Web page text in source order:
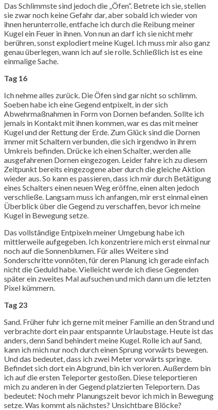
Das Schlimmste sind jedoch die „Öfen“. Betrete ich sie, stellen
sie zwar noch keine Gefahr dar, aber sobald ich wieder von
ihnen herunterrolle, entfache ich durch die Reibung meiner
Kugel ein Feuer in ihnen. Von nun an darf ich sie nicht mehr
berühren, sonst explodiert meine Kugel. Ich muss mir also ganz
genau überlegen, wann ich auf sie rolle. Schließlich ist es eine
einmalige Sache.
Tag 16
Ich nehme alles zurück. Die Öfen sind gar nicht so schlimm.
Soeben habe ich eine Gegend entpixelt, in der sich
Abwehrmaßnahmen in Form von Dornen befanden. Sollte ich
jemals in Kontakt mit ihnen kommen, war es das mit meiner
Kugel und der Rettung der Erde. Zum Glück sind die Dornen
immer mit Schaltern verbunden, die sich irgendwo in ihrem
Umkreis befinden. Drücke ich einen Schalter, werden alle
ausgefahrenen Dornen eingezogen. Leider fahre ich zu diesem
Zeitpunkt bereits eingezogene aber durch die gleiche Aktion
wieder aus. So kann es passieren, dass ich mir durch Betätigung
eines Schalters einen neuen Weg eröffne, einen alten jedoch
verschließe. Langsam muss ich anfangen, mir erst einmal einen
Überblick über die Gegend zu verschaffen, bevor ich meine
Kugel in Bewegung setze.
Das vollständige Entpixeln meiner Umgebung habe ich
mittlerweile aufgegeben. Ich konzentriere mich erst einmal nur
noch auf die Sonnenblumen. Für alles Weitere sind
Sonderschritte vonnöten, für deren Planung ich gerade einfach
nicht die Geduld habe. Vielleicht werde ich diese Gegenden
später ein zweites Mal aufsuchen und mich dann um die letzten
Pixel kümmern.
Tag 23
Sand. Früher fuhr ich gerne mit meiner Familie an den Strand und
verbrachte dort ein paar entspannte Urlaubstage. Heute ist das
anders, denn Sand behindert meine Kugel. Rolle ich auf Sand,
kann ich mich nur noch durch einen Sprung vorwärts bewegen.
Und das bedeutet, dass ich zwei Meter vorwärts springe.
Befindet sich dort ein Abgrund, bin ich verloren. Außerdem bin
ich auf die ersten Teleporter gestoßen. Diese teleportieren
mich zu anderen in der Gegend platzierten Teleportern. Das
bedeutet: Noch mehr Planungszeit bevor ich mich in Bewegung
setze. Was kommt als nächstes? Unsichtbare Blöcke?